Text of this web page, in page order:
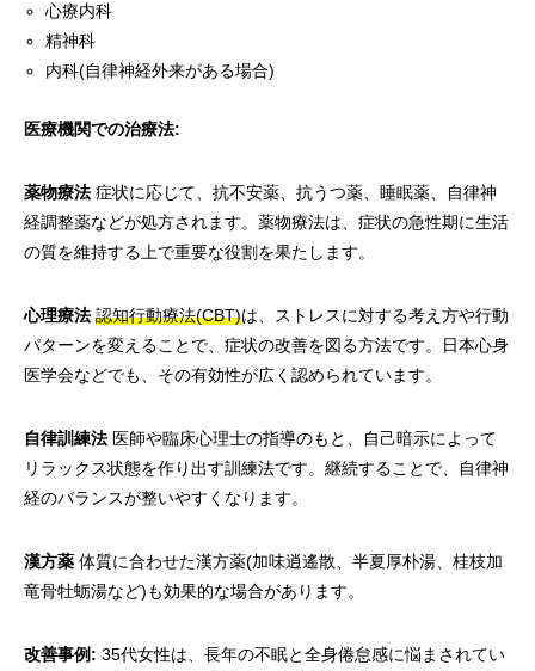
心療内科
精神科
内科(自律神経外来がある場合)
医療機関での治療法:
薬物療法 症状に応じて、抗不安薬、抗うつ薬、睡眠薬、自律神
経調整薬などが処方されます。薬物療法は、症状の急性期に生活
の質を維持する上で重要な役割を果たします。
心理療法 認知行動療法(CBT)は、ストレスに対する考え方や行動
パターンを変えることで、症状の改善を図る方法です。日本心身
医学会などでも、その有効性が広く認められています。
自律訓練法 医師や臨床心理士の指導のもと、自己暗示によって
リラックス状態を作り出す訓練法です。継続することで、自律神
経のバランスが整いやすくなります。
漢方薬 体質に合わせた漢方薬(加味逍遙散、半夏厚朴湯、桂枝加
竜骨牡蛎湯など)も効果的な場合があります。
改善事例: 35代女性は、長年の不眠と全身倦怠感に悩まされてい